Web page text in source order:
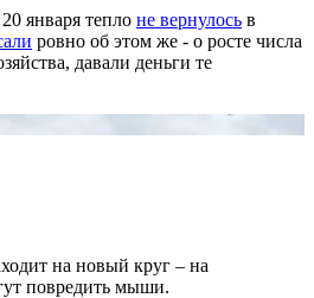
января тепло не вернулось в
ровно об этом же - о росте числа
давали деньги те
на новый круг – на
повредить мыши.